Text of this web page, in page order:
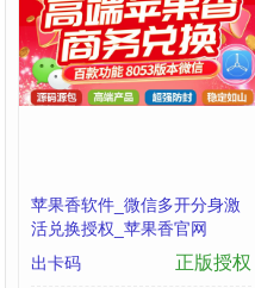
苹果香软件_微信多开分身激
活兑换授权_苹果香官网
出卡码
正版授权